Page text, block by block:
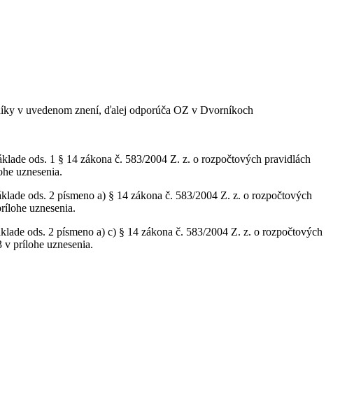
v uvedenom znení, ďalej odporúča OZ v Dvorníkoch
ods. 1 § 14 zákona č. 583/2004 Z. z. o rozpočtových pravidlách
uznesenia.
ods. 2 písmeno a) § 14 zákona č. 583/2004 Z. z. o rozpočtových
uznesenia.
ods. 2 písmeno a) c) § 14 zákona č. 583/2004 Z. z. o rozpočtových
prílohe uznesenia.